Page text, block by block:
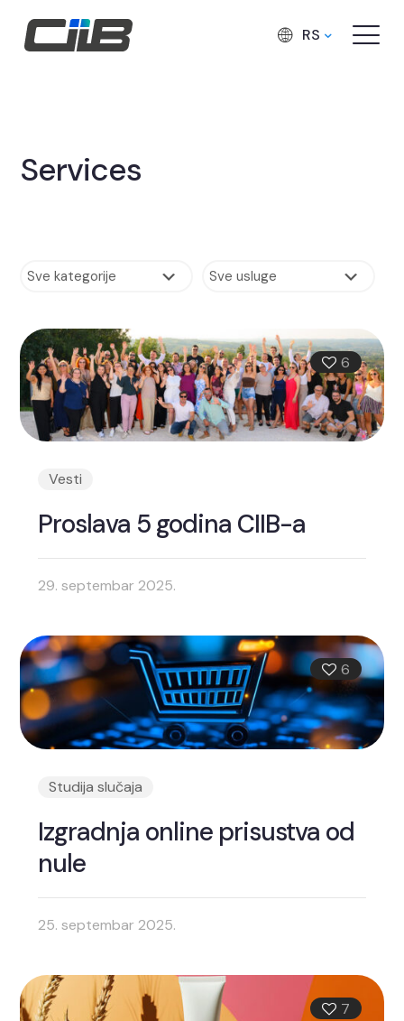
RS
Services
6
Vesti
Proslava 5 godina CIIB-a
29. septembar 2025.
6
Studija slučaja
Izgradnja online prisustva od
nule
25. septembar 2025.
7